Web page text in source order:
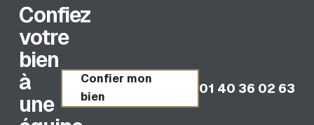
Confiez
votre
bien
à
une
Confier mon
bien
01 40 36 02 63